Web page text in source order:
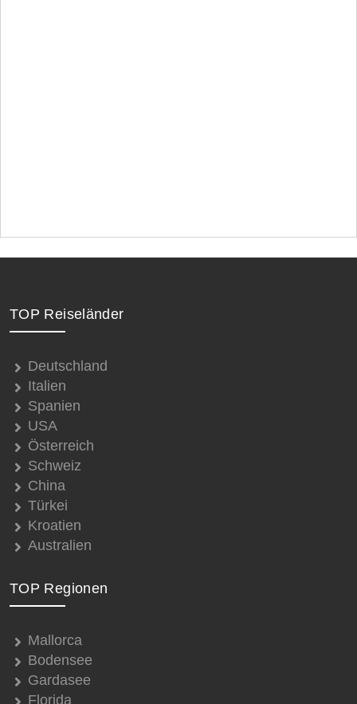
TOP Reiseländer
Deutschland
Italien
Spanien
USA
Österreich
Schweiz
China
Türkei
Kroatien
Australien
TOP Regionen
Mallorca
Bodensee
Gardasee
Florida